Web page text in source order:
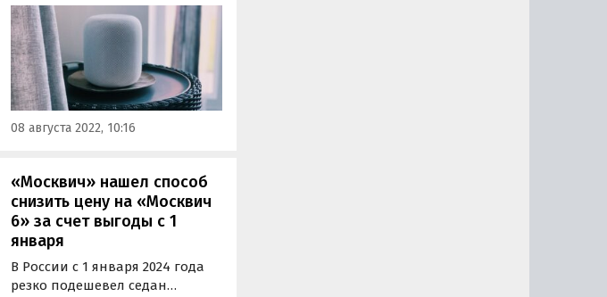
пару лет в ассортименте
компании появятся еще
несколько гаджетов для дома,
и новым поколением колонки
HomePod дело не ограничится,
утверждает Марк…
08 августа 2022, 10:16
«Москвич» нашел способ
снизить цену на «Москвич
6» за счет выгоды с 1
января
В России с 1 января 2024 года
резко подешевел седан